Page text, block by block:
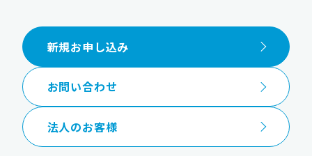
新規お申し込み
お問い合わせ
法人のお客様